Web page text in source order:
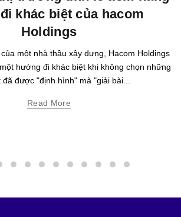
khác biệt của hacom
Holdings
một nhà thầu xây dựng, Hacom Holdings
hướng đi khác biệt khi không chọn những
đã được "định hình" mà "giải bài...
Read More